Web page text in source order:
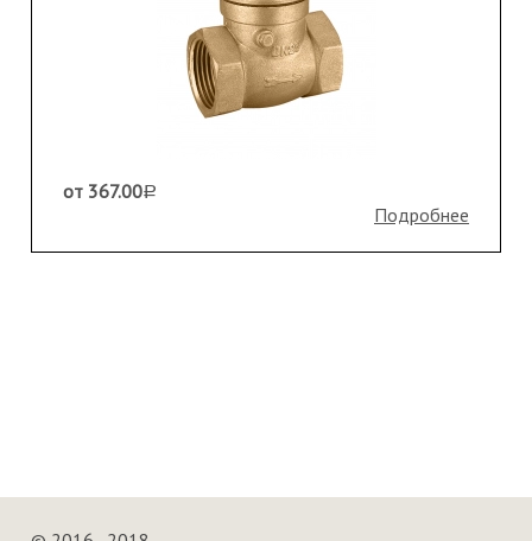
от 367.00a
Подробнее